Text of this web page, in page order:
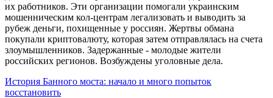
их работников. Эти организации помогали украинским
мошенническим кол-центрам легализовать и выводить за
рубеж деньги, похищенные у россиян. Жертвы обмана
покупали криптовалюту, которая затем отправлялась на счета
злоумышленников. Задержанные - молодые жители
российских регионов. Возбуждены уголовные дела.
История Банного моста: начало и много попыток
восстановить